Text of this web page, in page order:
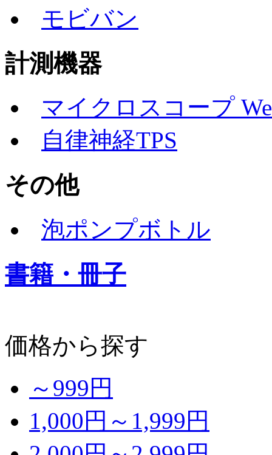
モビバン
計測機器
マイクロスコープ
自律神経TPS
その他
泡ポンプボトル
書籍・冊子
価格から探す
～999円
1,000円～1,999円